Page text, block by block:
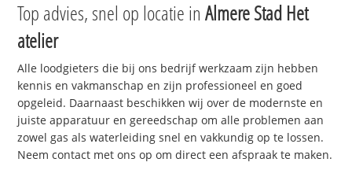
Top advies, snel op locatie inAlmere Stad Het
atelier
Alle loodgieters die bij ons bedrijf werkzaam zijn hebben
kennis en vakmanschap en zijn professioneel en goed
opgeleid. Daarnaast beschikken wij over de modernste en
juiste apparatuur en gereedschap om alle problemen aan
zowel gas als waterleiding snel en vakkundig op te lossen.
Neem contact met ons op om direct een afspraak te maken.